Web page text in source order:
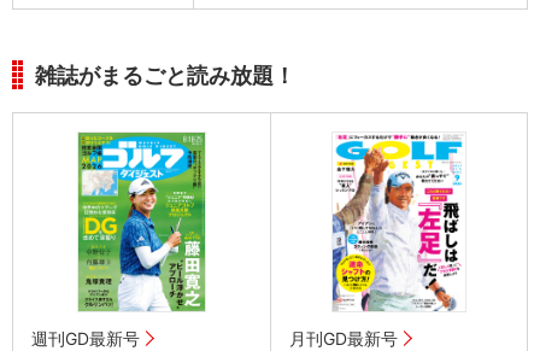
雑誌がまるごと読み放題！
週刊GD最新号 月刊GD最新号